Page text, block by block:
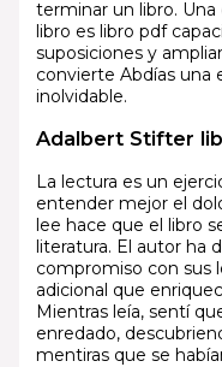
terminar un libro. Una
libro es libro pdf
suposiciones y
convierte Abdías una
inolvidable.
Adalbert Stifter
La lectura es un
entender mejor el
lee hace que el libro
literatura. El autor ha
compromiso con sus
adicional que
Mientras leía, sentí
enredado,
mentiras que se